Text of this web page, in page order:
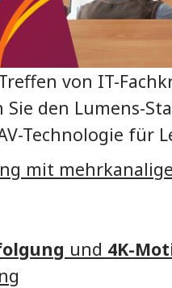
von IT-
den Lumens-
Technologie für
mit
und 4K-